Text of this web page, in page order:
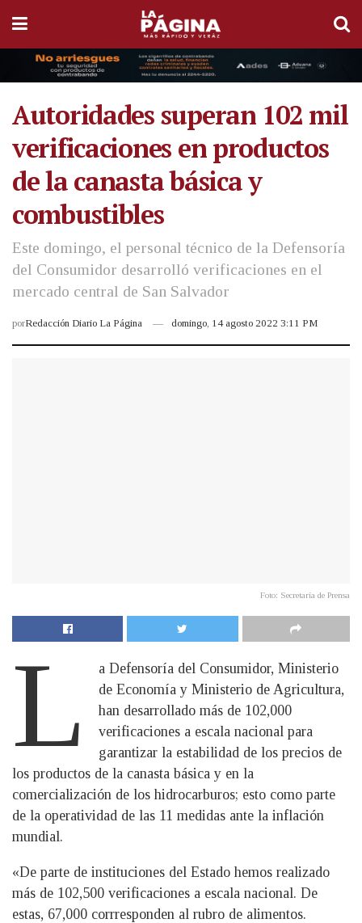
Autoridades superan 102 mil
verificaciones en productos
de la canasta básica y
combustibles
Este domingo, el personal técnico de la Defensoría
del Consumidor desarrolló verificaciones en el
mercado central de San Salvador
porRedacción Diario La Página domingo, 14 agosto 2022 3:11 PM
Foto: Secretaría de Prensa
L
a Defensoría del Consumidor, Ministerio
de Economía y Ministerio de Agricultura,
han desarrollado más de 102,000
verificaciones a escala nacional para
garantizar la estabilidad de los precios de
los productos de la canasta básica y en la
comercialización de los hidrocarburos; esto como parte
de la operatividad de las 11 medidas ante la inflación
mundial.
«De parte de instituciones del Estado hemos realizado
más de 102,500 verificaciones a escala nacional. De
estas, 67,000 corrresponden al rubro de alimentos.